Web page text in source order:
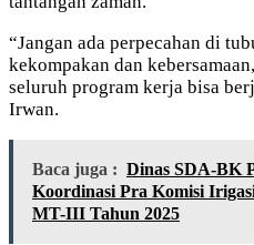
“Jangan ada perpecahan di
kekompakan dan
seluruh program kerja bisa
Irwan.
Baca juga : Dinas SDA-BK
Koordinasi Pra Komisi
MT-III Tahun 2025